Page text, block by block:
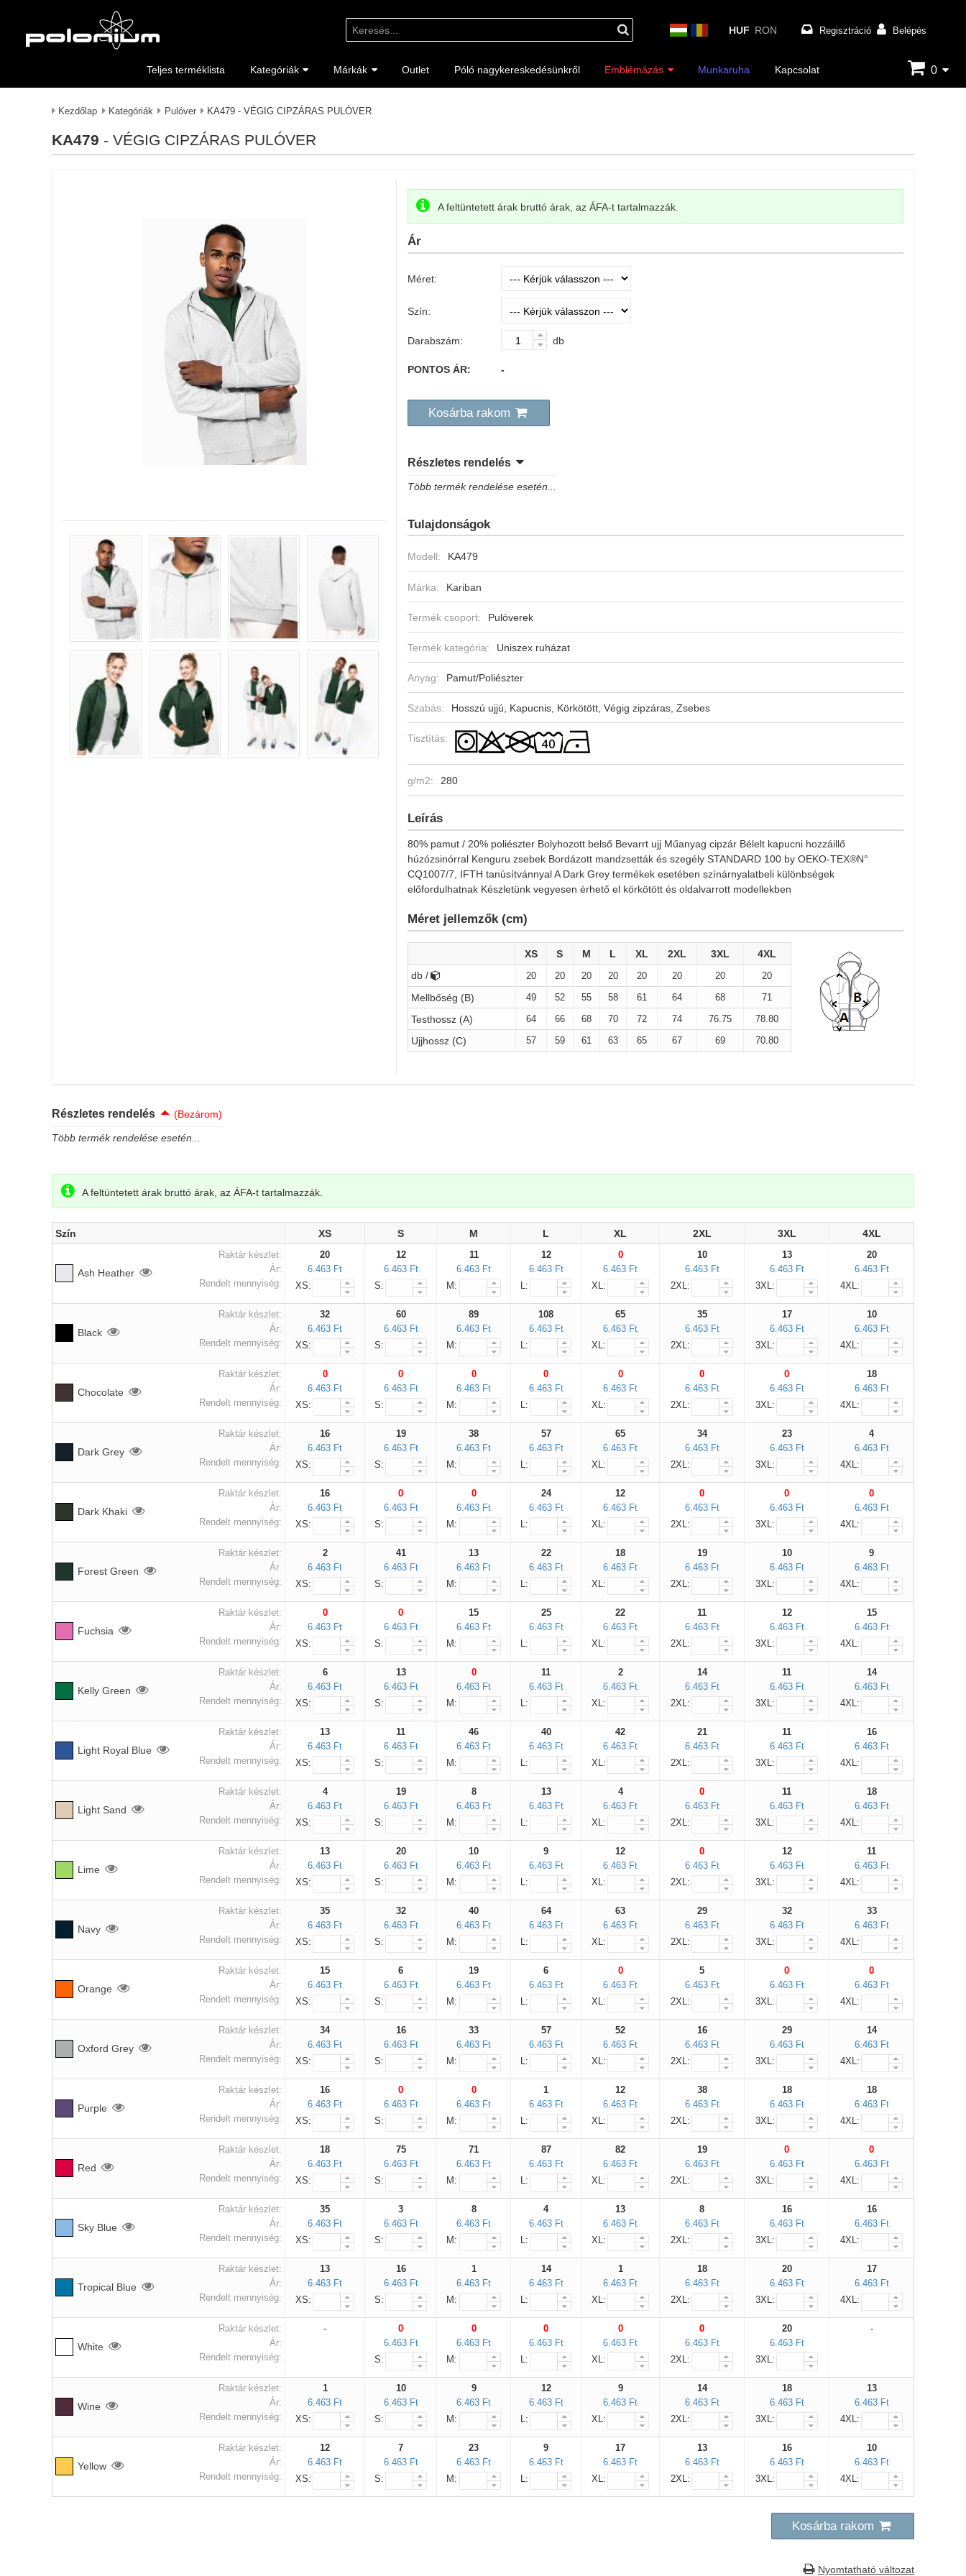
HUF RON Regisztráció Belépés
Teljes terméklista Kategóriák Márkák Outlet Póló nagykereskedésünkről Emblémázás Munkaruha Kapcsolat 0
Kezdőlap Kategóriák Pulóver KA479 - VÉGIG CIPZÁRAS PULÓVER
KA479 - VÉGIG CIPZÁRAS PULÓVER
A feltüntetett árak bruttó árak, az ÁFA-t tartalmazzák.
Ár
Méret:
Szín:
Darabszám: db
PONTOS ÁR: -
Kosárba rakom
Részletes rendelés
Több termék rendelése esetén...
Tulajdonságok
Modell: KA479
Márka: Kariban
Termék csoport: Pulóverek
Termék kategória: Uniszex ruházat
Anyag: Pamut/Poliészter
Szabás: Hosszú ujjú, Kapucnis, Körkötött, Végig zipzáras, Zsebes
Tisztítás:
g/m2: 280
Leírás
80% pamut / 20% poliészter Bolyhozott belső Bevarrt ujj Műanyag cipzár Bélelt kapucni hozzáillő
húzózsinórral Kenguru zsebek Bordázott mandzsetták és szegély STANDARD 100 by OEKO-TEX®N°
CQ1007/7, IFTH tanúsítvánnyal A Dark Grey termékek esetében színárnyalatbeli különbségek
előfordulhatnak Készletünk vegyesen érhető el körkötött és oldalvarrott modellekben
Méret jellemzők (cm)
XS S M L XL 2XL 3XL
4XL
db /
20 20 20 20 20 20 20 20
Mellbőség (B) 49 52 55 58 61 64 68 71
Testhossz (A) 64 66 68 70 72 74 76.75 78.80
Ujjhossz (C) 57 59 61 63 65 67 69 70.80
Részletes rendelés
(Bezárom)
Több termék rendelése esetén...
A feltüntetett árak bruttó árak, az ÁFA-t tartalmazzák.
Szín XS S M L XL 2XL 3XL 4XL
Ash Heather
Raktár készlet:
Ár:
Rendelt mennyiség:
20
6.463 Ft
XS:
12
6.463 Ft
S:
11
6.463 Ft
M:
12
6.463 Ft
L:
0
6.463 Ft
XL:
10
6.463 Ft
2XL:
13
6.463 Ft
3XL:
20
6.463 Ft
4XL:
Black
Raktár készlet:
Ár:
Rendelt mennyiség:
32
6.463 Ft
XS:
60
6.463 Ft
S:
89
6.463 Ft
M:
108
6.463 Ft
L:
65
6.463 Ft
XL:
35
6.463 Ft
2XL:
17
6.463 Ft
3XL:
10
6.463 Ft
4XL:
Chocolate
Raktár készlet:
Ár:
Rendelt mennyiség:
0
6.463 Ft
XS:
0
6.463 Ft
S:
0
6.463 Ft
M:
0
6.463 Ft
L:
0
6.463 Ft
XL:
0
6.463 Ft
2XL:
0
6.463 Ft
3XL:
18
6.463 Ft
4XL:
Dark Grey
Raktár készlet:
Ár:
Rendelt mennyiség:
16
6.463 Ft
XS:
19
6.463 Ft
S:
38
6.463 Ft
M:
57
6.463 Ft
L:
65
6.463 Ft
XL:
34
6.463 Ft
2XL:
23
6.463 Ft
3XL:
4
6.463 Ft
4XL:
Dark Khaki
Raktár készlet:
Ár:
Rendelt mennyiség:
16
6.463 Ft
XS:
0
6.463 Ft
S:
0
6.463 Ft
M:
24
6.463 Ft
L:
12
6.463 Ft
XL:
0
6.463 Ft
2XL:
0
6.463 Ft
3XL:
0
6.463 Ft
4XL:
Forest Green
Raktár készlet:
Ár:
Rendelt mennyiség:
2
6.463 Ft
XS:
41
6.463 Ft
S:
13
6.463 Ft
M:
22
6.463 Ft
L:
18
6.463 Ft
XL:
19
6.463 Ft
2XL:
10
6.463 Ft
3XL:
9
6.463 Ft
4XL:
Fuchsia
Raktár készlet:
Ár:
Rendelt mennyiség:
0
6.463 Ft
XS:
0
6.463 Ft
S:
15
6.463 Ft
M:
25
6.463 Ft
L:
22
6.463 Ft
XL:
11
6.463 Ft
2XL:
12
6.463 Ft
3XL:
15
6.463 Ft
4XL:
Kelly Green
Raktár készlet:
Ár:
Rendelt mennyiség:
6
6.463 Ft
XS:
13
6.463 Ft
S:
0
6.463 Ft
M:
11
6.463 Ft
L:
2
6.463 Ft
XL:
14
6.463 Ft
2XL:
11
6.463 Ft
3XL:
14
6.463 Ft
4XL:
Light Royal Blue
Raktár készlet:
Ár:
Rendelt mennyiség:
13
6.463 Ft
XS:
11
6.463 Ft
S:
46
6.463 Ft
M:
40
6.463 Ft
L:
42
6.463 Ft
XL:
21
6.463 Ft
2XL:
11
6.463 Ft
3XL:
16
6.463 Ft
4XL:
Light Sand
Raktár készlet:
Ár:
Rendelt mennyiség:
4
6.463 Ft
XS:
19
6.463 Ft
S:
8
6.463 Ft
M:
13
6.463 Ft
L:
4
6.463 Ft
XL:
0
6.463 Ft
2XL:
11
6.463 Ft
3XL:
18
6.463 Ft
4XL:
Lime
Raktár készlet:
Ár:
Rendelt mennyiség:
13
6.463 Ft
XS:
20
6.463 Ft
S:
10
6.463 Ft
M:
9
6.463 Ft
L:
12
6.463 Ft
XL:
0
6.463 Ft
2XL:
12
6.463 Ft
3XL:
11
6.463 Ft
4XL:
Navy
Raktár készlet:
Ár:
Rendelt mennyiség:
35
6.463 Ft
XS:
32
6.463 Ft
S:
40
6.463 Ft
M:
64
6.463 Ft
L:
63
6.463 Ft
XL:
29
6.463 Ft
2XL:
32
6.463 Ft
3XL:
33
6.463 Ft
4XL:
Orange
Raktár készlet:
Ár:
Rendelt mennyiség:
15
6.463 Ft
XS:
6
6.463 Ft
S:
19
6.463 Ft
M:
6
6.463 Ft
L:
0
6.463 Ft
XL:
5
6.463 Ft
2XL:
0
6.463 Ft
3XL:
0
6.463 Ft
4XL:
Oxford Grey
Raktár készlet:
Ár:
Rendelt mennyiség:
34
6.463 Ft
XS:
16
6.463 Ft
S:
33
6.463 Ft
M:
57
6.463 Ft
L:
52
6.463 Ft
XL:
16
6.463 Ft
2XL:
29
6.463 Ft
3XL:
14
6.463 Ft
4XL:
Purple
Raktár készlet:
Ár:
Rendelt mennyiség:
16
6.463 Ft
XS:
0
6.463 Ft
S:
0
6.463 Ft
M:
1
6.463 Ft
L:
12
6.463 Ft
XL:
38
6.463 Ft
2XL:
18
6.463 Ft
3XL:
18
6.463 Ft
4XL:
Red
Raktár készlet:
Ár:
Rendelt mennyiség:
18
6.463 Ft
XS:
75
6.463 Ft
S:
71
6.463 Ft
M:
87
6.463 Ft
L:
82
6.463 Ft
XL:
19
6.463 Ft
2XL:
0
6.463 Ft
3XL:
0
6.463 Ft
4XL:
Sky Blue
Raktár készlet:
Ár:
Rendelt mennyiség:
35
6.463 Ft
XS:
3
6.463 Ft
S:
8
6.463 Ft
M:
4
6.463 Ft
L:
13
6.463 Ft
XL:
8
6.463 Ft
2XL:
16
6.463 Ft
3XL:
16
6.463 Ft
4XL:
Tropical Blue
Raktár készlet:
Ár:
Rendelt mennyiség:
13
6.463 Ft
XS:
16
6.463 Ft
S:
1
6.463 Ft
M:
14
6.463 Ft
L:
1
6.463 Ft
XL:
18
6.463 Ft
2XL:
20
6.463 Ft
3XL:
17
6.463 Ft
4XL:
White
Raktár készlet:
Ár:
Rendelt mennyiség:
-
0
6.463 Ft
S:
0
6.463 Ft
M:
0
6.463 Ft
L:
0
6.463 Ft
XL:
0
6.463 Ft
2XL:
20
6.463 Ft
3XL:
-
Wine
Raktár készlet:
Ár:
Rendelt mennyiség:
1
6.463 Ft
XS:
10
6.463 Ft
S:
9
6.463 Ft
M:
12
6.463 Ft
L:
9
6.463 Ft
XL:
14
6.463 Ft
2XL:
18
6.463 Ft
3XL:
13
6.463 Ft
4XL:
Yellow
Raktár készlet:
Ár:
Rendelt mennyiség:
12
6.463 Ft
XS:
7
6.463 Ft
S:
23
6.463 Ft
M:
9
6.463 Ft
L:
17
6.463 Ft
XL:
13
6.463 Ft
2XL:
16
6.463 Ft
3XL:
10
6.463 Ft
4XL:
Kosárba rakom
Nyomtatható változat
Fennakadás
Kedves partnereink!
A nyári dömpig beköszöntével, a
megnövekedett igények miatt
a másnapi teljesítést akkor tudjuk
nagyobb biztonsággal ígérni, ha a rendelés
9 óra előtt beérkezik.
Egyúttal a GLS, mint szállító partner
jelezte, hogy náluk is jelentősen megnőtt
a forgalom, így lehetséges fennakadás.
Határidős rendelés előtt kérjük egyeztessen velünk
Ezzel együtt megteszünk mindent
a zökkenőmentes
kiszolgálás érdekében.